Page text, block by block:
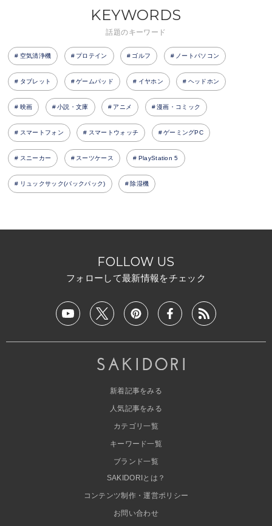
KEYWORDS
話題のキーワード
空気清浄機 プロテイン ゴルフ ノートパソコン
タブレット ゲームパッド イヤホン ヘッドホン
映画 小説・文庫 アニメ 漫画・コミック
スマートフォン スマートウォッチ ゲーミングPC
スニーカー スーツケース PlayStation 5
リュックサック(バックパック) 除湿機
FOLLOW US
フォローして最新情報をチェック
新着記事をみる
人気記事をみる
カテゴリ一覧
キーワード一覧
ブランド一覧
SAKIDORIとは？
コンテンツ制作・運営ポリシー
お問い合わせ